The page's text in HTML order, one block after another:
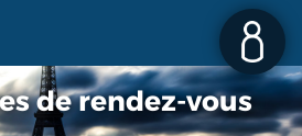
de rendez-vous